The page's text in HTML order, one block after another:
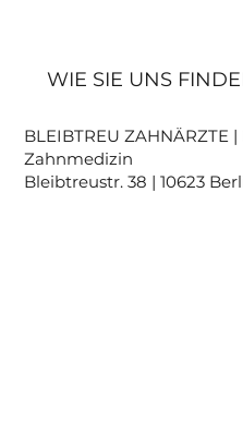
WIE SIE UNS
BLEIBTREU ZAHNÄRZTE
Zahnmedizin
Bleibtreustr. 38 | 10623